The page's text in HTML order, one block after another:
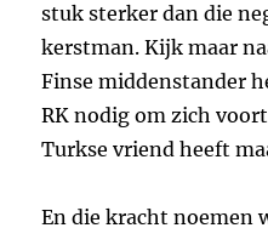
stuk sterker dan die
kerstman. Kijk maar
Finse middenstander
RK nodig om zich
Turkse vriend heeft
En die kracht noemen